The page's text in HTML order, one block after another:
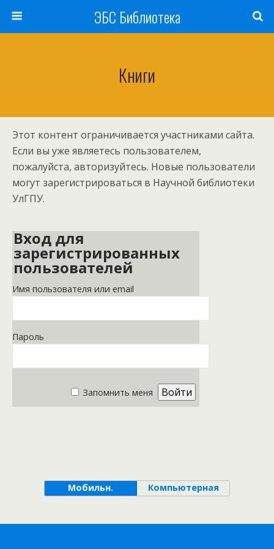
ЭБС Библиотека
Книги
Этот контент ограничивается участниками сайта.
Если вы уже являетесь пользователем,
пожалуйста, авторизуйтесь. Новые пользователи
могут зарегистрироваться в Научной библиотеки
УлГПУ.
Вход для
зарегистрированных
пользователей
Имя пользователя или email
Пароль
Запомнить меня
Мобильн. Компьютерная